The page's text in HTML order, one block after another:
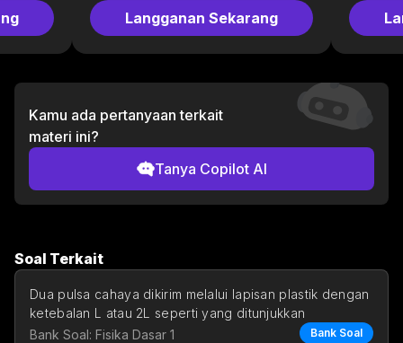
Langganan Sekarang
Kamu ada pertanyaan terkait
materi ini?
Tanya Copilot AI
Soal Terkait
Dua pulsa cahaya dikirim melalui lapisan plastik dengan
ketebalan L atau 2L seperti yang ditunjukkan
Bank Soal: Fisika Dasar 1
Bank Soal